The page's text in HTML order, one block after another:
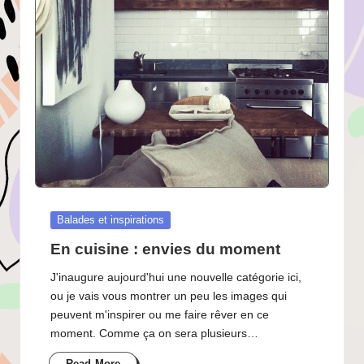
Posted
Balades et inspirations
En cuisine : envies du moment
J'inaugure aujourd'hui une nouvelle catégorie ici,
ou je vais vous montrer un peu les images qui
peuvent m'inspirer ou me faire rêver en ce
moment. Comme ça on sera plusieurs…